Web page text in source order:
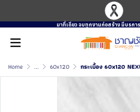
มาที่เดียว จบทุกงานก่อสร้าง มีบรกา
Home ... 60x120 กระเบื้อง 60x120